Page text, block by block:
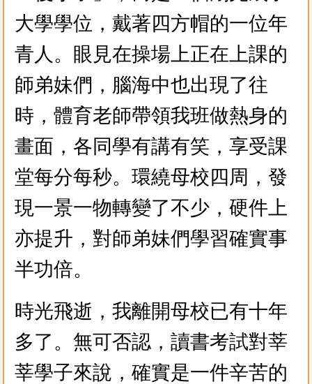
大學學位，戴著四方帽的一位年
青人。眼見在操場上正在上課的
師弟妹們，腦海中也出現了往
時，體育老師帶領我班做熱身的
畫面，各同學有講有笑，享受課
堂每分每秒。環繞母校四周，發
現一景一物轉變了不少，硬件上
亦提升，對師弟妹們學習確實事
半功倍。
時光飛逝，我離開母校已有十年
多了。無可否認，讀書考試對莘
莘學子來說，確實是一件辛苦的